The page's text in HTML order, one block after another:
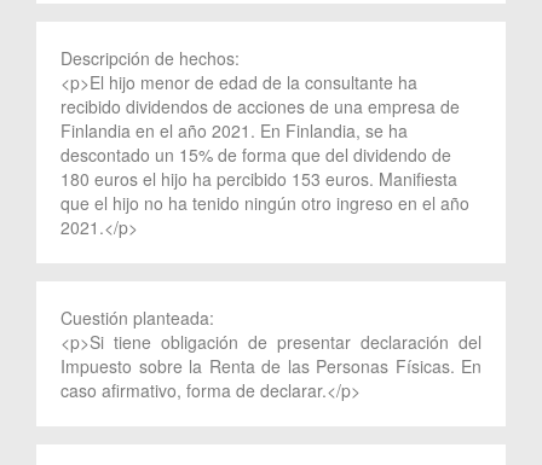
Descripción de hechos:
<p>El hijo menor de edad de la consultante ha
recibido dividendos de acciones de una empresa de
Finlandia en el año 2021. En Finlandia, se ha
descontado un 15% de forma que del dividendo de
180 euros el hijo ha percibido 153 euros. Manifiesta
que el hijo no ha tenido ningún otro ingreso en el año
2021.</p>
Cuestión planteada:
<p>Si tiene obligación de presentar declaración del
Impuesto sobre la Renta de las Personas Físicas. En
caso afirmativo, forma de declarar.</p>